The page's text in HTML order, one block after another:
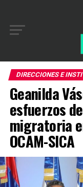
DIRECCIONES E
Geanilda
esfuerzos
migratoria
OCAM-SICA